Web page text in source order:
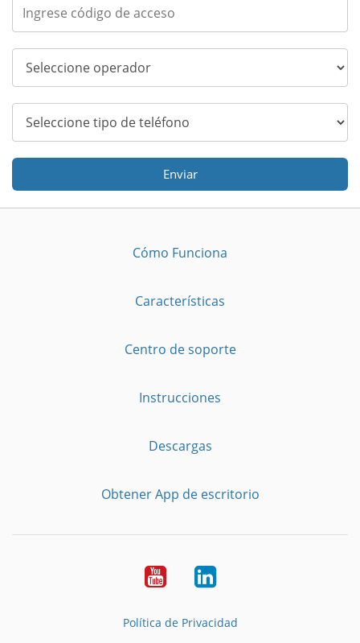
Enviar
Cómo Funciona
Características
Centro de soporte
Instrucciones
Descargas
Obtener App de escritorio
YouTubeLinkedIn
Política de Privacidad